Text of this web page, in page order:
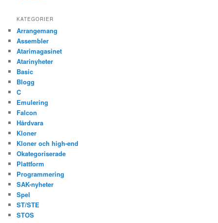
KATEGORIER
Arrangemang
Assembler
Atarimagasinet
Atarinyheter
Basic
Blogg
C
Emulering
Falcon
Hårdvara
Kloner
Kloner och high-end
Okategoriserade
Plattform
Programmering
SAK-nyheter
Spel
ST/STE
STOS